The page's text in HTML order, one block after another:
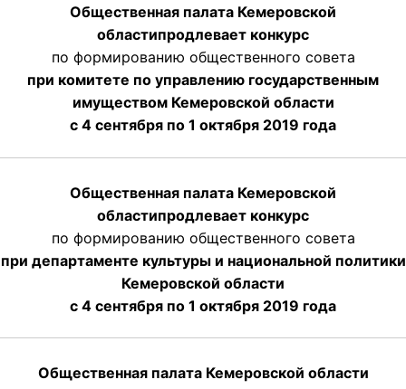
Общественная палата Кемеровской
областипродлевает конкурс
по формированию общественного совета
при комитете по управлению государственным
имуществом Кемеровской области
с 4 сентября по 1 октября 2019 года
Общественная палата Кемеровской
областипродлевает конкурс
по формированию общественного совета
при департаменте культуры и национальной политики
Кемеровской области
с 4 сентября по 1 октября 2019 года
Общественная палата Кемеровской области